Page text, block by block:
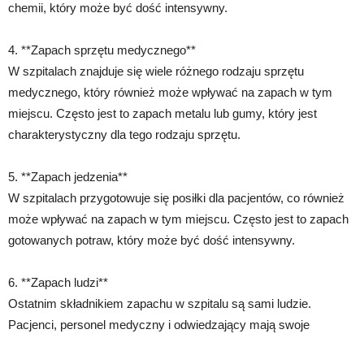
chemii, który może być dość intensywny.
4. **Zapach sprzętu medycznego**
W szpitalach znajduje się wiele różnego rodzaju sprzętu
medycznego, który również może wpływać na zapach w tym
miejscu. Często jest to zapach metalu lub gumy, który jest
charakterystyczny dla tego rodzaju sprzętu.
5. **Zapach jedzenia**
W szpitalach przygotowuje się posiłki dla pacjentów, co również
może wpływać na zapach w tym miejscu. Często jest to zapach
gotowanych potraw, który może być dość intensywny.
6. **Zapach ludzi**
Ostatnim składnikiem zapachu w szpitalu są sami ludzie.
Pacjenci, personel medyczny i odwiedzający mają swoje